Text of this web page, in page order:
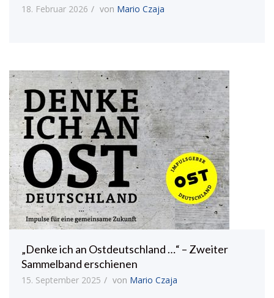
18. Februar 2026 von Mario Czaja
„Denke ich an Ostdeutschland …“ – Zweiter
Sammelband erschienen
15. September 2025 von Mario Czaja